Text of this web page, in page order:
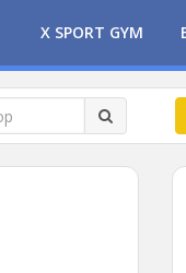
X SPORT GYM